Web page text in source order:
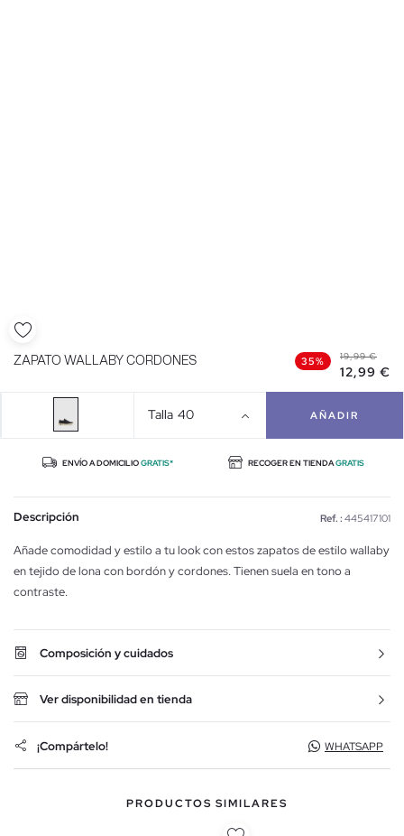
ZAPATO WALLABY CORDONES 35% 19,99 €
12,99 €
Talla 40 AÑADIR
ENVÍO A DOMICILIOGRATIS* RECOGER EN TIENDAGRATIS
Descripción Ref. : 445417101
Añade comodidad y estilo a tu look con estos zapatos de estilo wallaby
en tejido de lona con bordón y cordones. Tienen suela en tono a
contraste.
Composición y cuidados
Ver disponibilidad en tienda
¡Compártelo! WHATSAPP
PRODUCTOS SIMILARES